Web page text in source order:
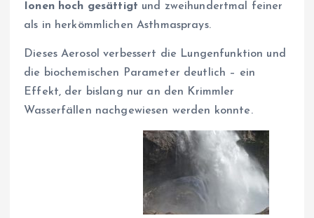
Ionen hoch gesättigt und zweihundertmal feiner
als in herkömmlichen Asthmasprays.
Dieses Aerosol verbessert die Lungenfunktion und
die biochemischen Parameter deutlich – ein
Effekt, der bislang nur an den Krimmler
Wasserfällen nachgewiesen werden konnte.